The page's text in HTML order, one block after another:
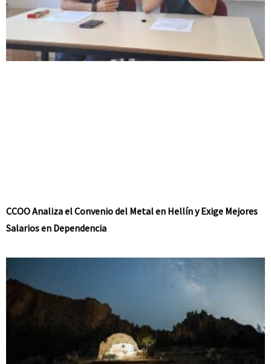
CCOO Analiza el Convenio del Metal en Hellín y Exige Mejores
Salarios en Dependencia